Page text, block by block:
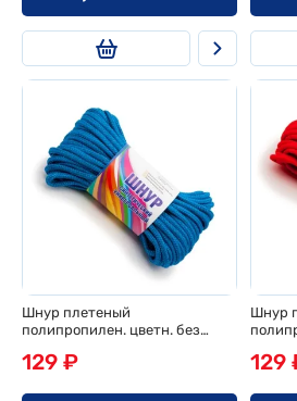
Шнур плетеный
полипропилен. цветн. без
129 ₽
Шнур
129